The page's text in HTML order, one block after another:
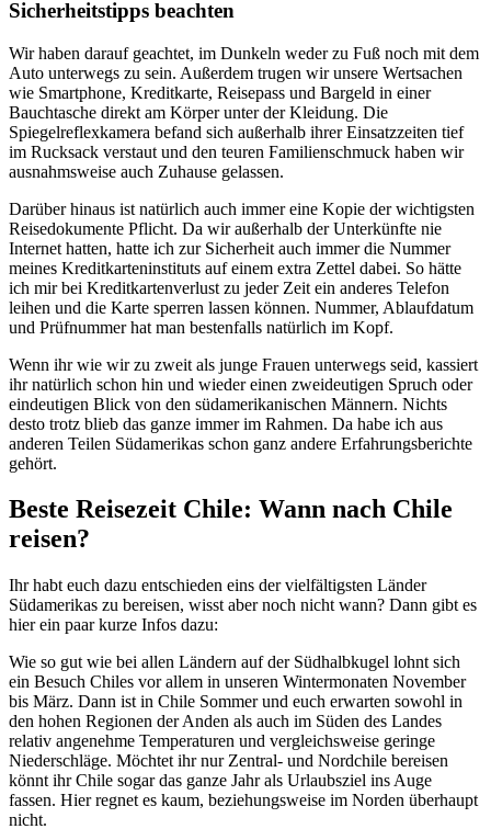
Sicherheitstipps beachten
Wir haben darauf geachtet, im Dunkeln weder zu Fuß noch mit dem
Auto unterwegs zu sein. Außerdem trugen wir unsere Wertsachen
wie Smartphone, Kreditkarte, Reisepass und Bargeld in einer
Bauchtasche direkt am Körper unter der Kleidung. Die
Spiegelreflexkamera befand sich außerhalb ihrer Einsatzzeiten tief
im Rucksack verstaut und den teuren Familienschmuck haben wir
ausnahmsweise auch Zuhause gelassen.
Darüber hinaus ist natürlich auch immer eine Kopie der wichtigsten
Reisedokumente Pflicht. Da wir außerhalb der Unterkünfte nie
Internet hatten, hatte ich zur Sicherheit auch immer die Nummer
meines Kreditkarteninstituts auf einem extra Zettel dabei. So hätte
ich mir bei Kreditkartenverlust zu jeder Zeit ein anderes Telefon
leihen und die Karte sperren lassen können. Nummer, Ablaufdatum
und Prüfnummer hat man bestenfalls natürlich im Kopf.
Wenn ihr wie wir zu zweit als junge Frauen unterwegs seid, kassiert
ihr natürlich schon hin und wieder einen zweideutigen Spruch oder
eindeutigen Blick von den südamerikanischen Männern. Nichts
desto trotz blieb das ganze immer im Rahmen. Da habe ich aus
anderen Teilen Südamerikas schon ganz andere Erfahrungsberichte
gehört.
Beste Reisezeit Chile: Wann nach Chile
reisen?
Ihr habt euch dazu entschieden eins der vielfältigsten Länder
Südamerikas zu bereisen, wisst aber noch nicht wann? Dann gibt es
hier ein paar kurze Infos dazu:
Wie so gut wie bei allen Ländern auf der Südhalbkugel lohnt sich
ein Besuch Chiles vor allem in unseren Wintermonaten November
bis März. Dann ist in Chile Sommer und euch erwarten sowohl in
den hohen Regionen der Anden als auch im Süden des Landes
relativ angenehme Temperaturen und vergleichsweise geringe
Niederschläge. Möchtet ihr nur Zentral- und Nordchile bereisen
könnt ihr Chile sogar das ganze Jahr als Urlaubsziel ins Auge
fassen. Hier regnet es kaum, beziehungsweise im Norden überhaupt
nicht.